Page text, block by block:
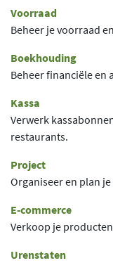
Voorraad
Beheer je voorraad
Boekhouding
Beheer financiële en
Kassa
Verwerk
restaurants.
Project
Organiseer en plan
E-commerce
Verkoop je
Urenstaten